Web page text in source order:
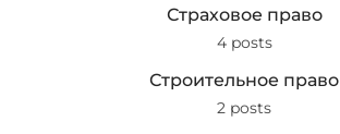
Страховое право
4 posts
Строительное право
2 posts